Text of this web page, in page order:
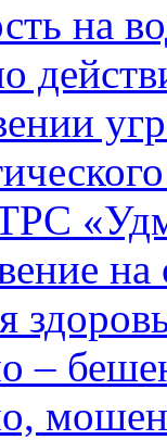
на
на
–